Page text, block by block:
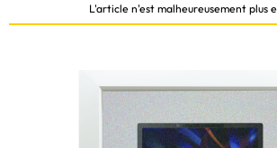
L'article n'est malheureusement plus